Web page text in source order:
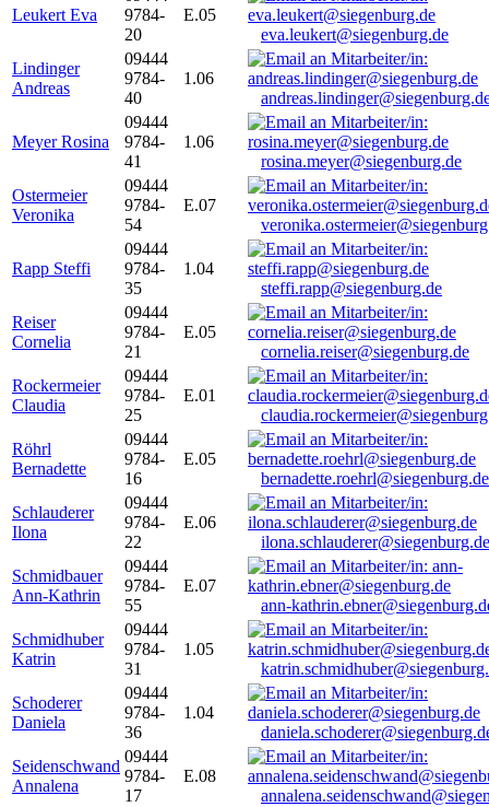
Leukert Eva
9784-
20
E.05
eva.leukert@siegenburg.de
Lindinger
Andreas
09444
9784-
40
1.06
Meyer Rosina
09444
9784-
41
1.06
rosina.meyer@siegenburg.de
Ostermeier
Veronika
09444
9784-
54
E.07
Rapp Steffi
09444
9784-
35
1.04
steffi.rapp@siegenburg.de
Reiser
Cornelia
09444
9784-
21
E.05
cornelia.reiser@siegenburg.de
Rockermeier
Claudia
09444
9784-
25
E.01
Röhrl
Bernadette
09444
9784-
16
E.05
bernadette.roehrl@siegenburg.de
Schlauderer
Ilona
09444
9784-
22
E.06
ilona.schlauderer@siegenburg.de
Schmidbauer
Ann-Kathrin
09444
9784-
55
E.07
ann-
Schmidhuber
Katrin
09444
9784-
31
1.05
Schoderer
Daniela
09444
9784-
36
1.04
Seidenschwand
Annalena
09444
9784-
17
E.08